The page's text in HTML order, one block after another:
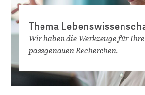
Thema
Wir haben die Werkzeuge für Ihre
passgenauen Recherchen.